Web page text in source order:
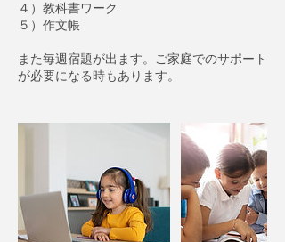
４）教科書ワーク
５）作文帳
また毎週宿題が出ます。ご家庭でのサポート
が必要になる時もあります。